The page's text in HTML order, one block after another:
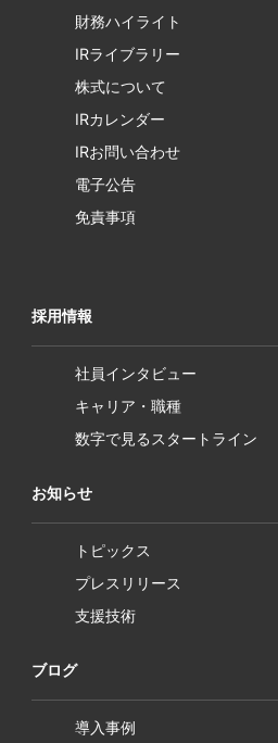
財務ハイライト
IRライブラリー
株式について
IRカレンダー
IRお問い合わせ
電子公告
免責事項
採用情報
社員インタビュー
キャリア・職種
数字で見るスタートライン
お知らせ
トピックス
プレスリリース
支援技術
ブログ
導入事例